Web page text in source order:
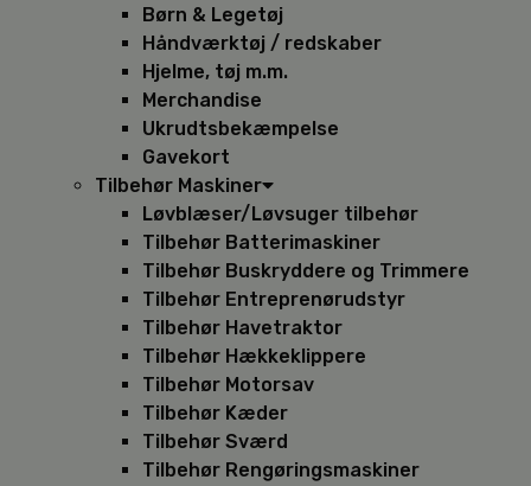
Børn & Legetøj
Håndværktøj / redskaber
Hjelme, tøj m.m.
Merchandise
Ukrudtsbekæmpelse
Gavekort
Tilbehør Maskiner
Løvblæser/Løvsuger tilbehør
Tilbehør Batterimaskiner
Tilbehør Buskryddere og Trimmere
Tilbehør Entreprenørudstyr
Tilbehør Havetraktor
Tilbehør Hækkeklippere
Tilbehør Motorsav
Tilbehør Kæder
Tilbehør Sværd
Tilbehør Rengøringsmaskiner